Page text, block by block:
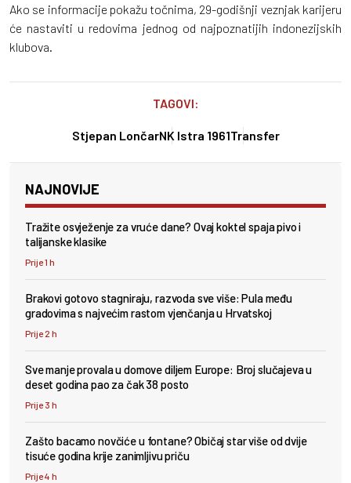
Ako se informacije pokažu točnima, 29-godišnji veznjak karijeru
će nastaviti u redovima jednog od najpoznatijih indonezijskih
klubova.
TAGOVI:
Stjepan LončarNK Istra 1961Transfer
NAJNOVIJE
Tražite osvježenje za vruće dane? Ovaj koktel spaja pivo i
talijanske klasike
Prije 1 h
Brakovi gotovo stagniraju, razvoda sve više: Pula među
gradovima s najvećim rastom vjenčanja u Hrvatskoj
Prije 2 h
Sve manje provala u domove diljem Europe: Broj slučajeva u
deset godina pao za čak 38 posto
Prije 3 h
Zašto bacamo novčiće u fontane? Običaj star više od dvije
tisuće godina krije zanimljivu priču
Prije 4 h